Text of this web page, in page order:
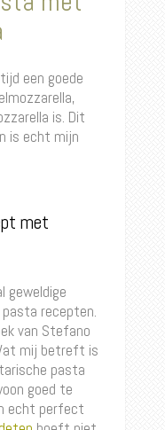
een goede
is. Dit
is echt mijn
met
geweldige
recepten.
van Stefano
mij betreft is
pasta
goed te
echt perfect